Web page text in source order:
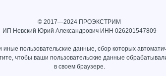
© 2017—2024 ПРОЭКСТРИМ
ИП Невский Юрий Александрович ИНН 026201547809
пользовательские данные, сбор которых
чтобы ваши пользовательские данные
в своем браузере.